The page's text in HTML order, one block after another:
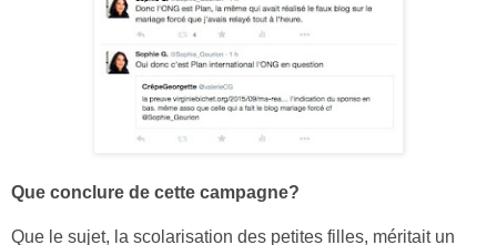
Que conclure de cette campagne?
Que le sujet, la scolarisation des petites filles, méritait un